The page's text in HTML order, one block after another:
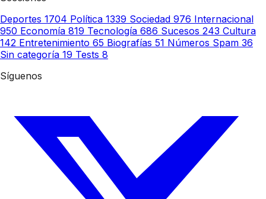
Deportes 1704 Política 1339 Sociedad 976 Internacional
950 Economía 819 Tecnología 686 Sucesos 243 Cultura
142 Entretenimiento 65 Biografías 51 Números Spam 36
Sin categoría 19 Tests 8
Síguenos